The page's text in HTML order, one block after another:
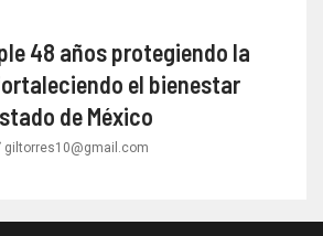
48 años protegiendo la
el bienestar
de México
giltorres10@gmail.com